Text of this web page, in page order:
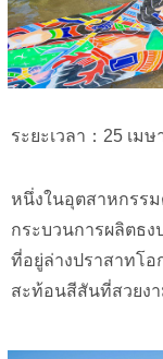
ระยะเวลา：25 เม
หนึ่งในอุตสาหกรรม
กระบวนการผลิตธ
ที่อยู่ล่างปราสาทโอ
สะท้อนสีสันที่สวยง